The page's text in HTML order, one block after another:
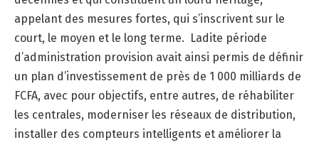
appelant des mesures fortes, qui s’inscrivent sur le
court, le moyen et le long terme. Ladite période
d’administration provision avait ainsi permis de définir
un plan d’investissement de près de 1 000 milliards de
FCFA, avec pour objectifs, entre autres, de réhabiliter
les centrales, moderniser les réseaux de distribution,
installer des compteurs intelligents et améliorer la